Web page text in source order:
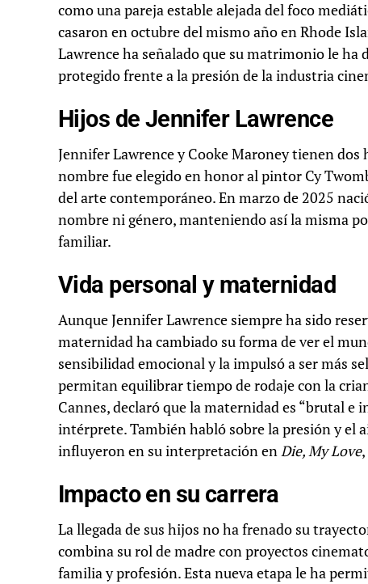
como una pareja estable alejada del foco
casaron en octubre del mismo año en Rhode
Lawrence ha señalado que su matrimonio le
protegido frente a la presión de la industria
Hijos de Jennifer Lawrence
Jennifer Lawrence y Cooke Maroney tienen dos
nombre fue elegido en honor al pintor Cy
del arte contemporáneo. En marzo de 2025
nombre ni género, manteniendo así la misma
familiar.
Vida personal y maternidad
Aunque Jennifer Lawrence siempre ha sido
maternidad ha cambiado su forma de ver el
sensibilidad emocional y la impulsó a ser más
permitan equilibrar tiempo de rodaje con la
Cannes, declaró que la maternidad es “brutal e
intérprete. También habló sobre la presión y el
influyeron en su interpretación enDie, My Love
Impacto en su carrera
La llegada de sus hijos no ha frenado su
combina su rol de madre con proyectos
familia y profesión. Esta nueva etapa le ha